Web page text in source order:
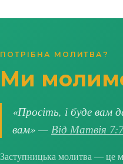
ПОТРІБНА МОЛИТВА?
Ми
«Просіть, і буде вам
вам» — Від Матвія 7:7
Заступницька молитва — це